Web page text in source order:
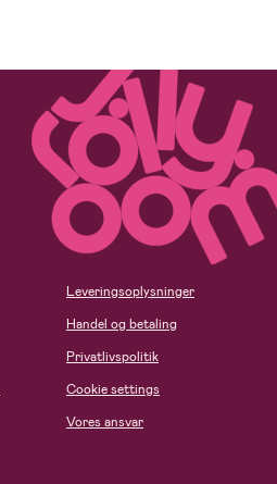
Leveringsoplysninger
Handel og betaling
Privatlivspolitik
Cookie settings
Vores ansvar